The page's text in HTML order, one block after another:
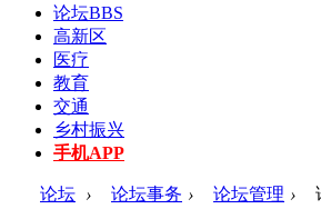
论坛BBS
高新区
医疗
教育
交通
乡村振兴
手机APP
论坛 › 论坛事务 › 论坛管理 ›